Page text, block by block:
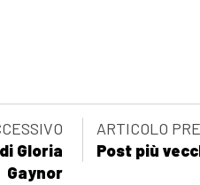
Gloria
Gaynor
ARTICOLO
Post più